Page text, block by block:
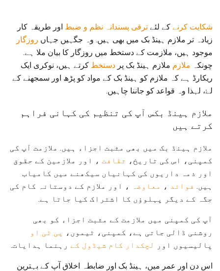
شکایت کرنے کے لئے ترقی پسندانہ نظم و ضبط اور طریقہ کار
زیادہ تر ملازم ہینڈ بک میں بھی ہیں. وہ جگہیں جہاں روزگار
موجود ہیں، ملازمت کے دستخط میں روزگار کا بیان ملا ہے.
چونکہ ملازم ملازم ہینڈ بک پر دستخط کرتے ہیں، نوکری ایک
ریکارڈ ہے کہ ملازم کو ہینڈ بک کے مواد کو پڑھ اور سمجھنے کے
لۓ، لہذا وہ قواعد کو جاننا چاہیں.
ملازم ہینڈ بکس آپ کی تنظیم کی کہانی فراہم
کرتے ہیں
ملازم ہینڈ بک میں بھی مثبت اجزاء ہیں. ملازمت آپ کی
کمپنی، اس کی تاریخ، ثقافت ، اور ملازمین کے حقوق
اور ذمہ داریوں کی کہانیاں سیکھنے میں کامیاب
ہیں. فوائد ، معاوضہ
، اور ملازم کے دوستانہ کام کی
جگہ کے دیگر پہلوؤں کا اشتراک کیا جاتا ہے.
آپ کی کمپنی میں ملازمت کے مثبت اجزاء کو بھی
روشنی ڈالی جاتی ہے، کمپنی، ٹیموں،
پی ٹی او
پالیسیوں اور
لچکدار کام شیڈول کے رہنما ہدایات.
اس دن اور عمر میں، ہینڈ بک اور ضابطہ اخلاق آپ کے بہترین